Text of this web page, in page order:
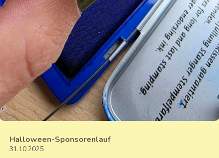
Halloween-Sponsorenlauf
31.10.2025